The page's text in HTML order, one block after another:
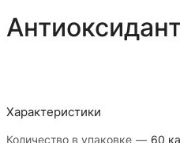
Характеристики
Количество в упаковке — 60